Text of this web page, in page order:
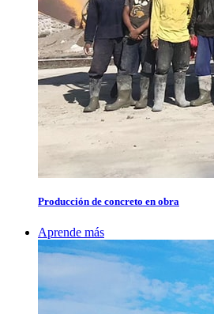
Producción de concreto en obra
Aprende más